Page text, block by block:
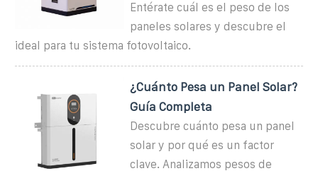
Entérate cuál es el peso de los
paneles solares y descubre el
ideal para tu sistema fotovoltaico.
¿Cuánto Pesa un Panel Solar?
Guía Completa
Descubre cuánto pesa un panel
solar y por qué es un factor
clave. Analizamos pesos de